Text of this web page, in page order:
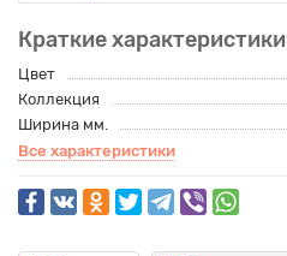
Краткие характеристики
Цвет
Коллекция
Ширина мм.
Все характеристики